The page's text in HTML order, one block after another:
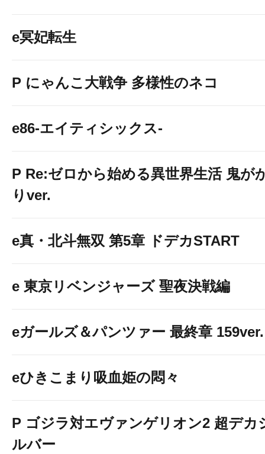
e冥妃転生
P にゃんこ大戦争 多様性のネコ
e86-エイティシックス-
P Re:ゼロから始める異世界生活 鬼が
りver.
e真・北斗無双 第5章 ドデカSTART
e 東京リベンジャーズ 聖夜決戦編
eガールズ＆パンツァー 最終章 159ver.
eひきこまり吸血姫の悶々
P ゴジラ対エヴァンゲリオン2 超デカ
ルバー